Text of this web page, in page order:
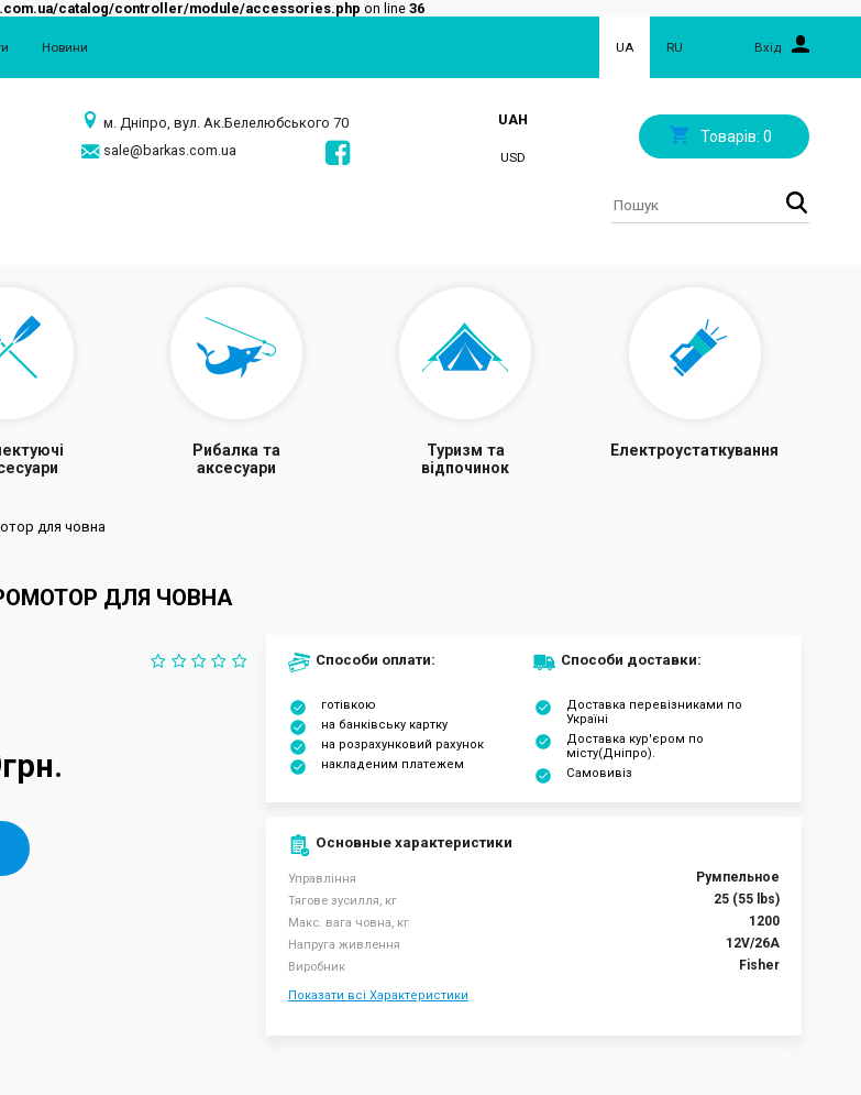
catalog/controller/module/accessories.php on line 36
Новини UA RU Вхід
м. Дніпро, вул. Ак.Белелюбського 70
sale@barkas.com.ua
UAH
USD
Товарів: 0
Рибалка та
аксесуари
Туризм та
відпочинок
Електроустаткування
для човна
ДЛЯ ЧОВНА
Способи оплати:
готівкою
на банківську картку
на розрахунковий рахунок
накладеним платежем
Способи доставки:
Доставка перевізниками по
Україні
Доставка кур'єром по
місту(Дніпро).
Самовивіз
Основные характеристики
Управління Румпельное
Тягове зусилля, кг 25 (55 lbs)
Макс. вага човна, кг 1200
Напруга живлення 12V/26А
Виробник Fisher
Показати всі Характеристики